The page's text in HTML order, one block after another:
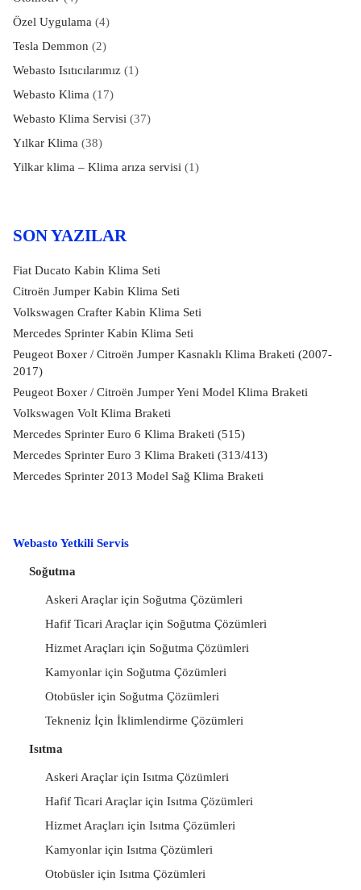
Özel Uygulama (4)
Tesla Demmon (2)
Webasto Isıtıcılarımız(1)
Webasto Klima (17)
Webasto Klima Servisi (37)
Yılkar Klima (38)
Yilkar klima – Klima arıza servisi (1)
SON YAZILAR
Fiat Ducato Kabin Klima Seti
Citroën Jumper Kabin Klima Seti
Volkswagen Crafter Kabin Klima Seti
Mercedes Sprinter Kabin Klima Seti
Peugeot Boxer / Citroën Jumper Kasnaklı Klima Braketi (2007-
2017)
Peugeot Boxer / Citroën Jumper Yeni Model Klima Braketi
Volkswagen Volt Klima Braketi
Mercedes Sprinter Euro 6 Klima Braketi (515)
Mercedes Sprinter Euro 3 Klima Braketi (313/413)
Mercedes Sprinter 2013 Model Sağ Klima Braketi
Webasto Yetkili Servis
Soğutma
Askeri Araçlar için Soğutma Çözümleri
Hafif Ticari Araçlar için Soğutma Çözümleri
Hizmet Araçları için Soğutma Çözümleri
Kamyonlar için Soğutma Çözümleri
Otobüsler için Soğutma Çözümleri
Tekneniz İçin İklimlendirme Çözümleri
Isıtma
Askeri Araçlar için Isıtma Çözümleri
Hafif Ticari Araçlar için Isıtma Çözümleri
Hizmet Araçları için Isıtma Çözümleri
Kamyonlar için Isıtma Çözümleri
Otobüsler için Isıtma Çözümleri